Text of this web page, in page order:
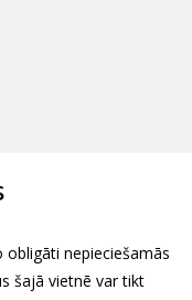
nepieciešamās
šajā vietnē var tikt